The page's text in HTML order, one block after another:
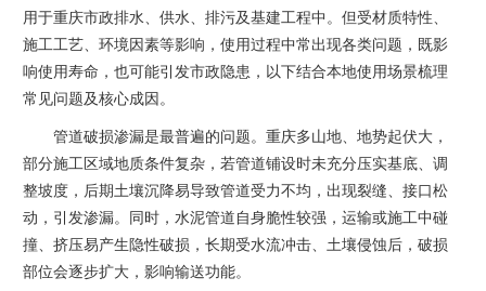
用于重庆市政排水、供水、排污及基建工程中。但受材质特性、
施工工艺、环境因素等影响，使用过程中常出现各类问题，既影
响使用寿命，也可能引发市政隐患，以下结合本地使用场景梳理
常见问题及核心成因。
管道破损渗漏是最普遍的问题。重庆多山地、地势起伏大，
部分施工区域地质条件复杂，若管道铺设时未充分压实基底、调
整坡度，后期土壤沉降易导致管道受力不均，出现裂缝、接口松
动，引发渗漏。同时，水泥管道自身脆性较强，运输或施工中碰
撞、挤压易产生隐性破损，长期受水流冲击、土壤侵蚀后，破损
部位会逐步扩大，影响输送功能。